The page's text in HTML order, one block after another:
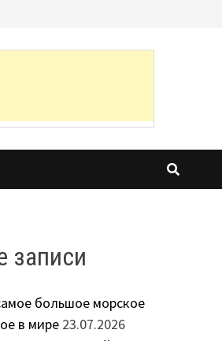
записи
большое морское
в мире 23.07.2026